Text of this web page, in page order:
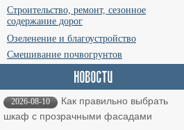
Строительство, ремонт, сезонное
содержание дорог
Озеленение и благоустройство
Смешивание почвогрунтов
2026-08-10
Как правильно выбрать
шкаф с прозрачными фасадами